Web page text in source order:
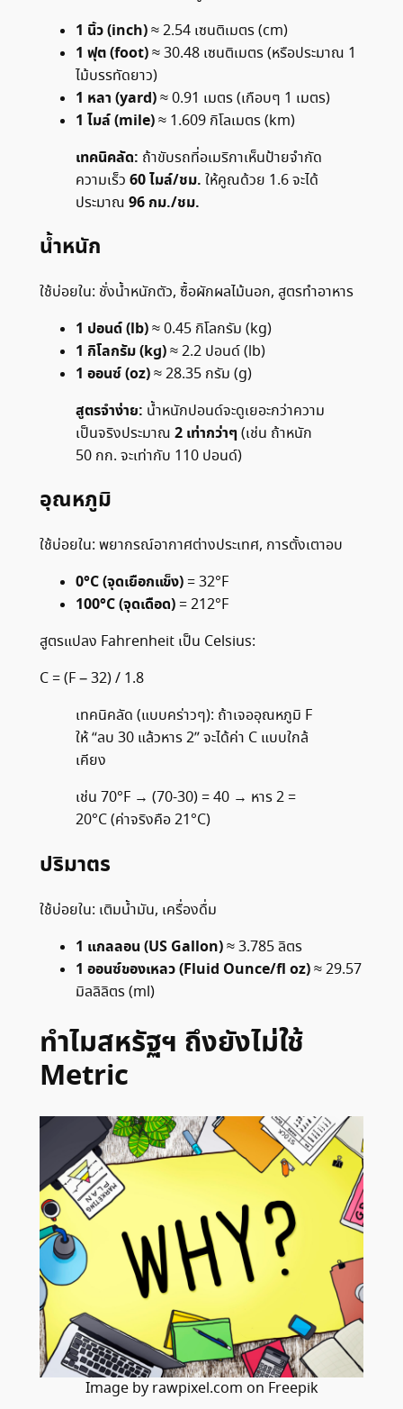
1 นิ้ว (inch)≈ 2.54 เซนติเมตร (cm)
1 ฟุต (foot)≈ 30.48 เซนติเมตร (หรือประมาณ 1
ไม้บรรทัดยาว)
1 หลา (yard)≈ 0.91 เมตร (เกือบๆ 1 เมตร)
1 ไมล์ (mile)≈ 1.609 กิโลเมตร (km)
เทคนิคลัด: ถ้าขับรถที่อเมริกาเห็นป้ายจำกัด
ความเร็ว 60 ไมล์/ชม. ให้คูณด้วย 1.6 จะได้
ประมาณ 96 กม./ชม.
น้ำหนัก
ใช้บ่อยใน: ชั่งน้ำหนักตัว, ซื้อผักผลไม้นอก, สูตรทำอาหาร
1 ปอนด์ (lb)≈ 0.45 กิโลกรัม (kg)
1 กิโลกรัม (kg)≈ 2.2 ปอนด์ (lb)
1 ออนซ์ (oz)≈ 28.35 กรัม (g)
สูตรจำง่าย: น้ำหนักปอนด์จะดูเยอะกว่าความ
เป็นจริงประมาณ 2 เท่ากว่าๆ (เช่น ถ้าหนัก
50 กก. จะเท่ากับ 110 ปอนด์)
อุณหภูมิ
ใช้บ่อยใน: พยากรณ์อากาศต่างประเทศ, การตั้งเตาอบ
0°C (จุดเยือกแข็ง)= 32°F
100°C (จุดเดือด)= 212°F
สูตรแปลง Fahrenheit เป็น Celsius:
C = (F – 32) / 1.8
เทคนิคลัด (แบบคร่าวๆ): ถ้าเจออุณหภูมิ F
ให้ “ลบ 30 แล้วหาร 2” จะได้ค่า C แบบใกล้
เคียง
เช่น 70°F → (70-30) = 40 → หาร 2 =
20°C (ค่าจริงคือ 21°C)
ปริมาตร
ใช้บ่อยใน: เติมน้ำมัน, เครื่องดื่ม
1 แกลลอน (US Gallon)≈ 3.785 ลิตร
1 ออนซ์ของเหลว (Fluid Ounce/fl oz)≈ 29.57
มิลลิลิตร (ml)
ทำไมสหรัฐฯ ถึงยังไม่ใช้
Metric
Image by rawpixel.com on Freepik